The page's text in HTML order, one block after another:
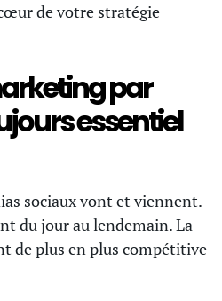
de votre stratégie
par
essentiel
sociaux vont et viennent.
du jour au lendemain. La
de plus en plus compétitive